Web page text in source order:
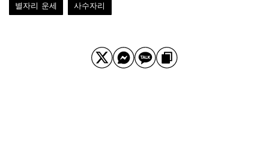
별자리 운세 사수자리